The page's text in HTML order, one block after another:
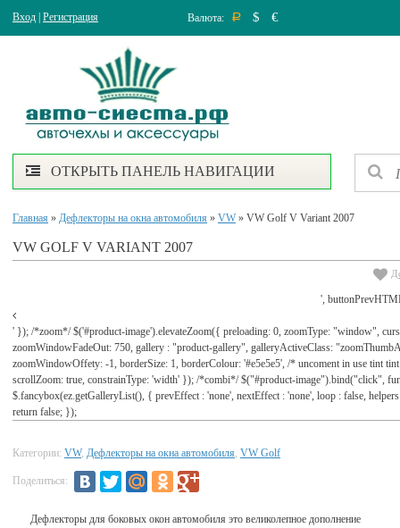
Вход Регистрация Валюта: Р $ €
ОТКРЫТЬ ПАНЕЛЬ НАВИГАЦИИ
Главная » Дефлекторы на окна автомобиля » VW » VW Golf V Variant 2007
VW GOLF V VARIANT 2007
',
' }); /*zoom*/ $('#product-image').elevateZoom({ preloading: 0, zoomType: "window",
zoomWindowFadeOut: 750, gallery : "product-gallery", galleryActiveClass:
zoomWindowOffety: -1, borderSize: 1, borderColour: '#e5e5e5', /* uncoment in use tint
scrollZoom: true, constrainType: 'width' }); /*combi*/ $("#product-image").bind("click",
$.fancybox(ez.getGalleryList(), { prevEffect : 'none', nextEffect : 'none', loop : false,
return false; });
Категории: VW, Дефлекторы на окна автомобиля, VW Golf
Поделиться:
Дефлекторы для боковых окон автомобиля это великолепное дополнение